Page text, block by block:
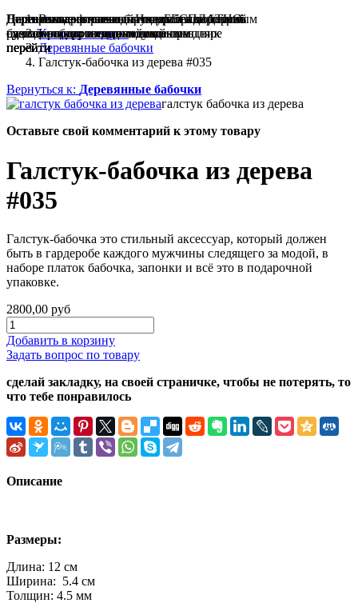
Гравировка на часахобычнаяБЕСПЛАТНО
сделай подарок индивидуальным
перейти
Деревянные флешкии ручкис гравировкой
сделаем подарок эксклюзивным
перейти
Настенные резныечасыНатуральное дерево
ручная работа в единичном экземпляре
перейти
Парные часыотличный подарок влюблённым
на годовщину или семейный праздник
перейти
Деревянные оправыдля очковбез диоптрий
будь стильным всегда и везде
перейти
Вы здесь:
Каталог товаров
Деревянные бабочки
Галстук-бабочка из дерева #035
Вернуться к: Деревянные бабочки
галстук бабочка из дерева
Оставьте свой комментарий к этому товару
Галстук-бабочка из дерева
#035
Галстук-бабочка это стильный аксессуар, который должен
быть в гардеробе каждого мужчины следящего за модой, в
наборе платок бабочка, запонки и всё это в подарочной
упаковке.
2800,00 руб
Добавить в корзину
Задать вопрос по товару
сделай закладку, на своей страничке, чтобы не потерять, то
что тебе понравилось
Описание
Размеры:
Длина: 12 см
Ширина: 5.4 см
Толщин: 4.5 мм